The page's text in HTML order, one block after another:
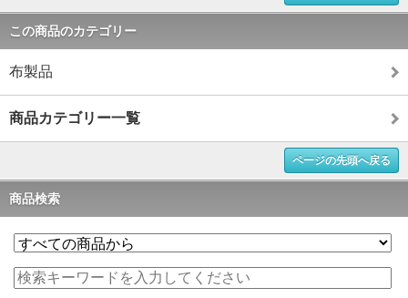
この商品のカテゴリー
布製品
商品カテゴリー一覧
ページの先頭へ戻る
商品検索